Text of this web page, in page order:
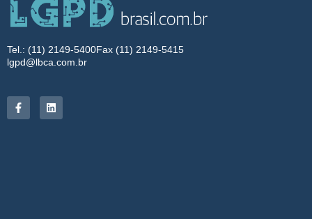
Tel.: (11) 2149-5400Fax (11) 2149-5415
lgpd@lbca.com.br